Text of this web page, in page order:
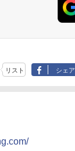
リスト シェア